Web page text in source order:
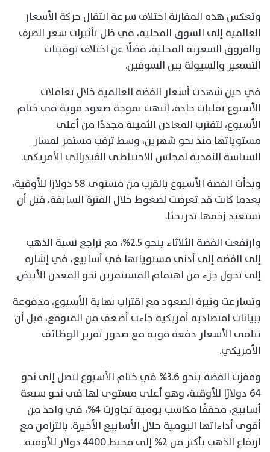
وتعكس هذه المقارنة اختلاف سرعة انتقال حركة الأسعار
العالمية إلى السوق المحلية، في ظل تأثيرات سعر الصرف
والفروق السعرية المحلية، فضلًا عن اختلاف توقيتات
التسعير والسيولة بين السوقين.
في حين شهدت أسعار الفضة العالمية خلال تعاملات
الأسبوع تقلبات حادة، انتهت بموجة صعود قوية في ختام
الأسبوع، لتقترب المعادن الثمينة مجددًا من أعلى
مستوياتها منذ نحو شهرين، وسط ترقب مستمر لمسار
السياسة النقدية لمجلس الاحتياطي الفيدرالي الأمريكي.
وبدأت الفضة الأسبوع بالقرب من مستوى 58 دولارًا للأوقية،
بعدما كانت قد تعرضت لضغوط خلال الفترة السابقة، قبل أن
تستعيد زخمها تدريجيًا.
وارتفعت الفضة الثلاثاء بنحو 2.5%، مع تراجع نسبة الذهب
إلى الفضة إلى أدنى مستوياتها في أسابيع، في إشارة
إلى تحول جزء من اهتمام المستثمرين نحو المعدن الأبيض.
وتسارعت وتيرة الصعود مع اقتراب نهاية الأسبوع، مدفوعة
ببيانات اقتصادية أمريكية جاءت أضعف من المتوقع، قبل أن
تتلقى الأسعار دفعة قوية مع صدور تقرير الوظائف
الأمريكي.
وقفزت الفضة بنحو 3.6% في ختام الأسبوع لتصل إلى نحو
64 دولارًا للأوقية، وهو أعلى مستوى لها في نحو سبعة
أسابيع، محققًا مكاسب يومية تجاوزت 4%، في واحد من
أقوى أداءاتها اليومية خلال الأسابيع الأخيرة. بالتزامن مع
ارتفاع الذهب بأكثر من 2% إلى محيط 4400 دولار للأوقية.